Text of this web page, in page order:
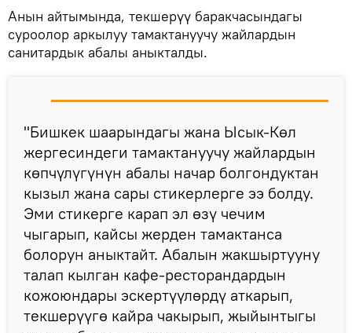
Анын айтымында, текшерүү баракчасындагы
суроолор аркылуу тамактануучу жайлардын
санитардык абалы аныкталды.
"Бишкек шаарындагы жана Ысык-Көл
жергесиндеги тамактануучу жайлардын
көпчүлүгүнүн абалы начар болгондуктан
кызыл жана сары стикерлерге ээ болду.
Эми стикерге карап эл өзү чечим
чыгарып, кайсы жерден тамактанса
болорун аныктайт. Абалын жакшыртууну
талап кылган кафе-ресторандардын
кожоюндары эскертүүлөрдү аткарып,
текшерүүгө кайра чакырып, жыйынтыгы